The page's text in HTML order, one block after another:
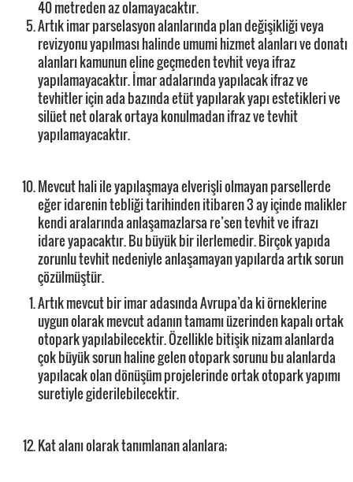
40 metreden az olamayacaktır.
Artık imar parselasyon alanlarında plan değişikliği veya
revizyonu yapılması halinde umumi hizmet alanları ve donatı
alanları kamunun eline geçmeden tevhit veya ifraz
yapılamayacaktır. İmar adalarında yapılacak ifraz ve
tevhitler için ada bazında etüt yapılarak yapı estetikleri ve
silüet net olarak ortaya konulmadan ifraz ve tevhit
yapılamayacaktır.
Mevcut hali ile yapılaşmaya elverişli olmayan parsellerde
eğer idarenin tebliği tarihinden itibaren 3 ay içinde malikler
kendi aralarında anlaşamazlarsa re’sen tevhit ve ifrazı
idare yapacaktır. Bu büyük bir ilerlemedir. Birçok yapıda
zorunlu tevhit nedeniyle anlaşamayan yapılarda artık sorun
çözülmüştür.
Artık mevcut bir imar adasında Avrupa’da ki örneklerine
uygun olarak mevcut adanın tamamı üzerinden kapalı ortak
otopark yapılabilecektir. Özellikle bitişik nizam alanlarda
çok büyük sorun haline gelen otopark sorunu bu alanlarda
yapılacak olan dönüşüm projelerinde ortak otopark yapımı
suretiyle giderilebilecektir.
Kat alanı olarak tanımlanan alanlara;